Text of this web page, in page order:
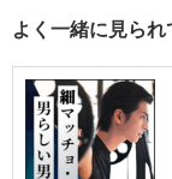
よく一緒に見ら